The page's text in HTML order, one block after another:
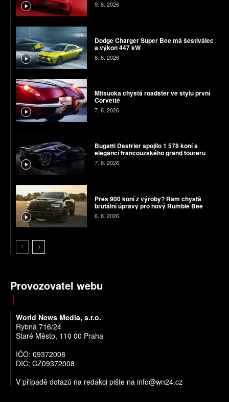
9. 8. 2026
Dodge Charger Super Bee má šestiválec
a výkon 447 kW
8. 8. 2026
Mitsuoka chystá roadster ve stylu první
Corvette
7. 8. 2026
Bugatti Destrier spojilo 1 578 koní s
elegancí francouzského grand toureru
7. 8. 2026
Přes 900 koní z výroby? Ram chystá
brutální úpravy pro nový Rumble Bee
6. 8. 2026
Provozovatel webu
World News Media, s.r.o.
Rybná 716/24
Staré Město, 110 00 Praha
IČO: 09372008
DIČ: CZ09372008
V případě dotazů na redakci pište na info@wn24.cz